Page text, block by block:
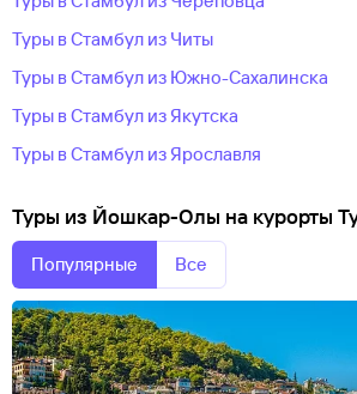
Туры в Стамбул из Читы
Туры в Стамбул из Южно-Сахалинска
Туры в Стамбул из Якутска
Туры в Стамбул из Ярославля
Туры из Йошкар-Олы на курорты
Популярные Все